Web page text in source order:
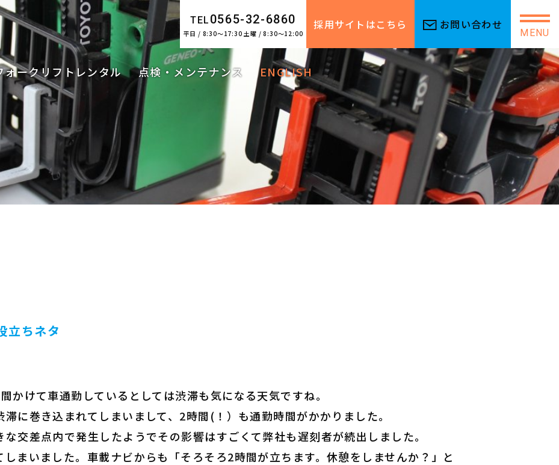
TEL 0565-32-6860
平日 / 8:30～17:30 土曜 / 8:30～12:00
採用サイトはこちら お問い合わせ
MENU
ォークリフトレンタル 点検・メンテナンス ENGLISH
立ちネタ
かけて車通勤しているとしては渋滞も気になる天気ですね。
に巻き込まれてしまいまして、2時間(！）も通勤時間がかかりました。
交差点内で発生したようでその影響はすごくて弊社も遅刻者が続出しました。
まいました。車載ナビからも「そろそろ2時間が立ちます。休憩をしませんか？」と